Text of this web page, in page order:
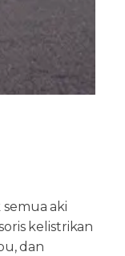
aki
kelistrikan
dan